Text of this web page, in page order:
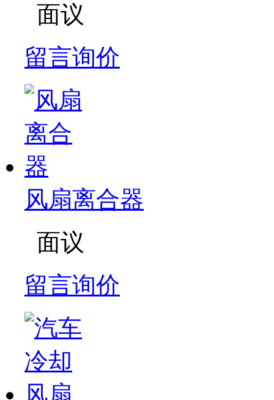
面议
留言询价
风扇离合器
面议
留言询价